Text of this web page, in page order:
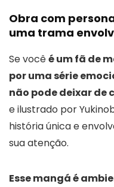
Obra com
uma trama
Se vocêé um fã de
por uma série
não pode deixar de
e ilustrado por
história única e
sua atenção.
Esse mangá é